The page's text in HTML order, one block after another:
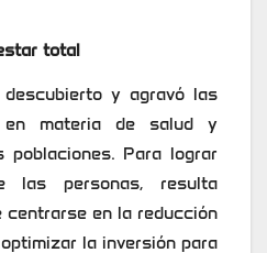
total
y agravó las
en materia de salud y
poblaciones. Para lograr
las personas, resulta
centrarse en la reducción
la inversión para